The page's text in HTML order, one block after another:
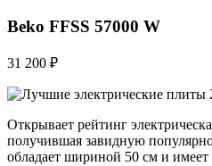
Beko FFSS 57000 W
31 200 ₽
Открывает рейтинг
получившая завидную
обладает шириной 50 см и